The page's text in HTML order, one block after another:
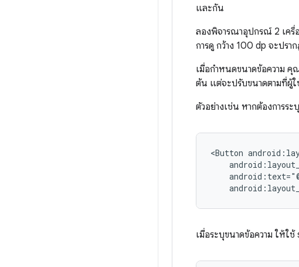
และกัน
ลองพิจารณาอุปกรณ์ 2 เครื่
การดู กว้าง 100 dp จะปร
เมื่อกำหนดขนาดข้อความ คุ
ต้น แต่จะปรับขนาดตามที่ผู้ใ
ตัวอย่างเช่น หากต้องการร
<Button
เมื่อระบุขนาดข้อความ ให้ใช้